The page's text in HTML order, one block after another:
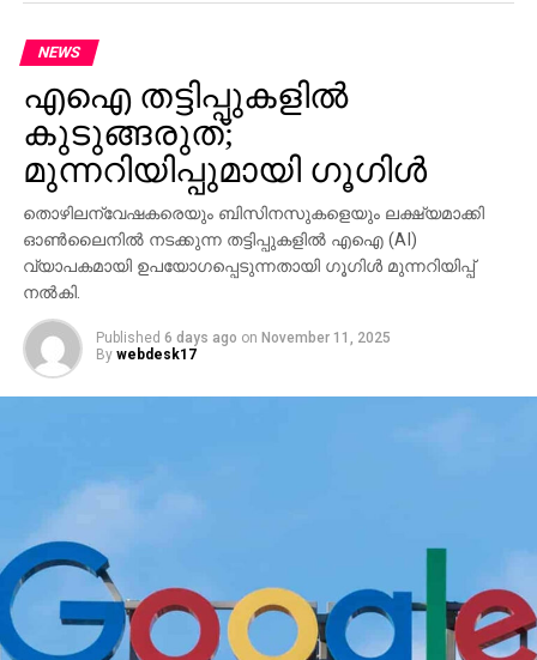
NEWS
എഐ തട്ടിപ്പുകളില്‍
കുടുങ്ങരുത്;
മുന്നറിയിപ്പുമായി ഗൂഗിള്‍
തൊഴിലന്വേഷകരെയും ബിസിനസുകളെയും ലക്ഷ്യമാക്കി
ഓണ്‍ലൈനില്‍ നടക്കുന്ന തട്ടിപ്പുകളില്‍ എഐ (AI)
വ്യാപകമായി ഉപയോഗപ്പെടുന്നതായി ഗൂഗിള്‍ മുന്നറിയിപ്പ്
നല്‍കി.
Published 6 days ago on November 11, 2025
By webdesk17